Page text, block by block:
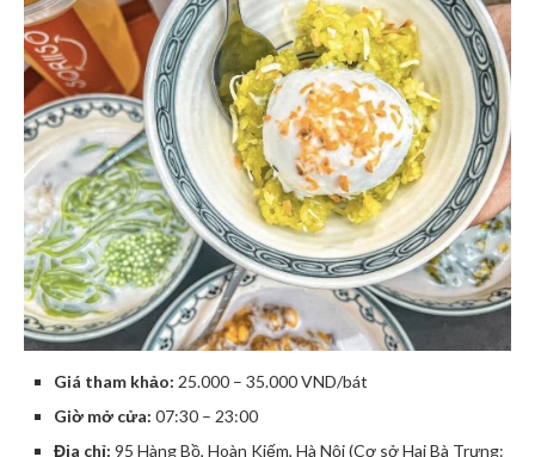
Giá tham khảo: 25.000 – 35.000 VND/bát
Giờ mở cửa: 07:30 – 23:00
Địa chỉ: 95 Hàng Bồ, Hoàn Kiếm, Hà Nội (Cơ sở Hai Bà Trưng: